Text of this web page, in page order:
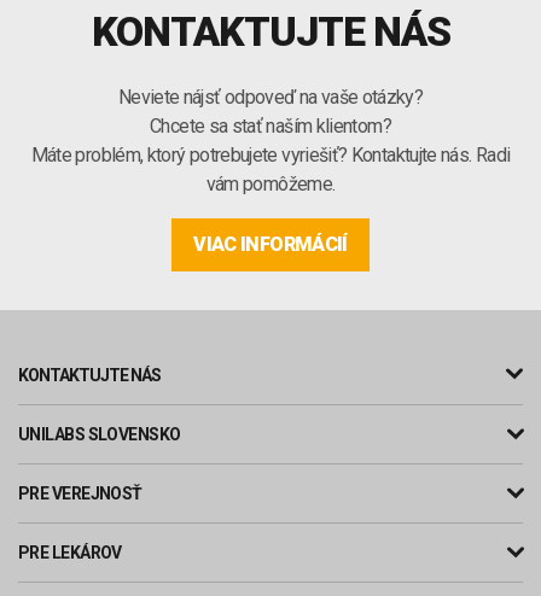
KONTAKTUJTE NÁS
Neviete nájsť odpoveď na vaše otázky?
Chcete sa stať naším klientom?
Máte problém, ktorý potrebujete vyriešiť? Kontaktujte nás. Radi
vám pomôžeme.
VIAC INFORMÁCIÍ
KONTAKTUJTE NÁS
UNILABS SLOVENSKO
PRE VEREJNOSŤ
PRE LEKÁROV